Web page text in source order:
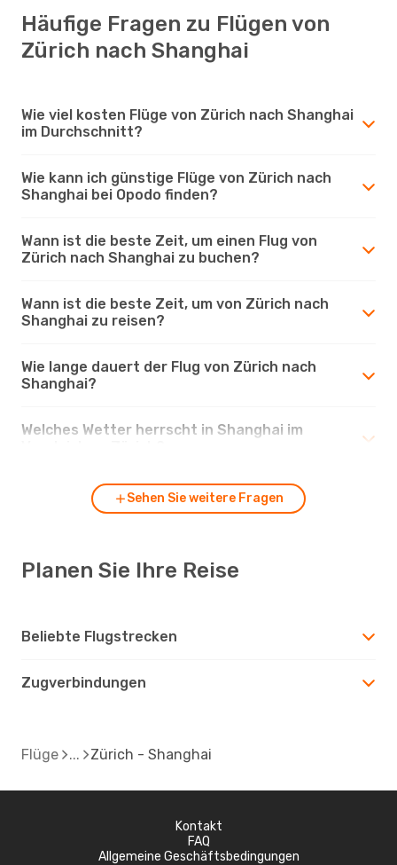
Häufige Fragen zu Flügen von
Zürich nach Shanghai
Wie viel kosten Flüge von Zürich nach Shanghai
im Durchschnitt?
Wie kann ich günstige Flüge von Zürich nach
Shanghai bei Opodo finden?
Wann ist die beste Zeit, um einen Flug von
Zürich nach Shanghai zu buchen?
Wann ist die beste Zeit, um von Zürich nach
Shanghai zu reisen?
Wie lange dauert der Flug von Zürich nach
Shanghai?
Welches Wetter herrscht in Shanghai im
Sehen Sie weitere Fragen
Planen Sie Ihre Reise
Beliebte Flugstrecken
Zugverbindungen
Flüge Zürich - Shanghai
Kontakt
FAQ
Allgemeine Geschäftsbedingungen